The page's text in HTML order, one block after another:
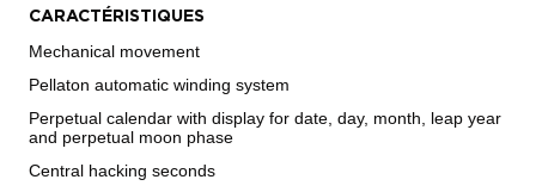
CARACTÉRISTIQUES
Mechanical movement
Pellaton automatic winding system
Perpetual calendar with display for date, day, month, leap year
and perpetual moon phase
Central hacking seconds